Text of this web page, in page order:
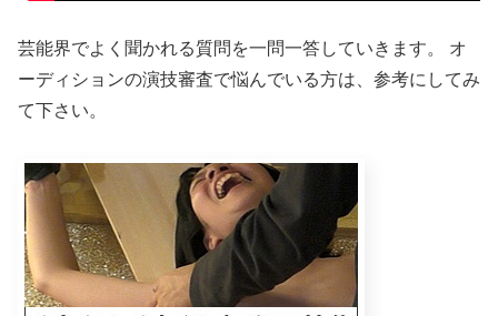
芸能界でよく聞かれる質問を一問一答していきます。 オ
ーディションの演技審査で悩んでいる方は、参考にしてみ
て下さい。